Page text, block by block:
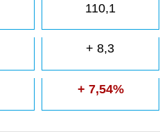
110,1
+ 8,3
+ 7,54%